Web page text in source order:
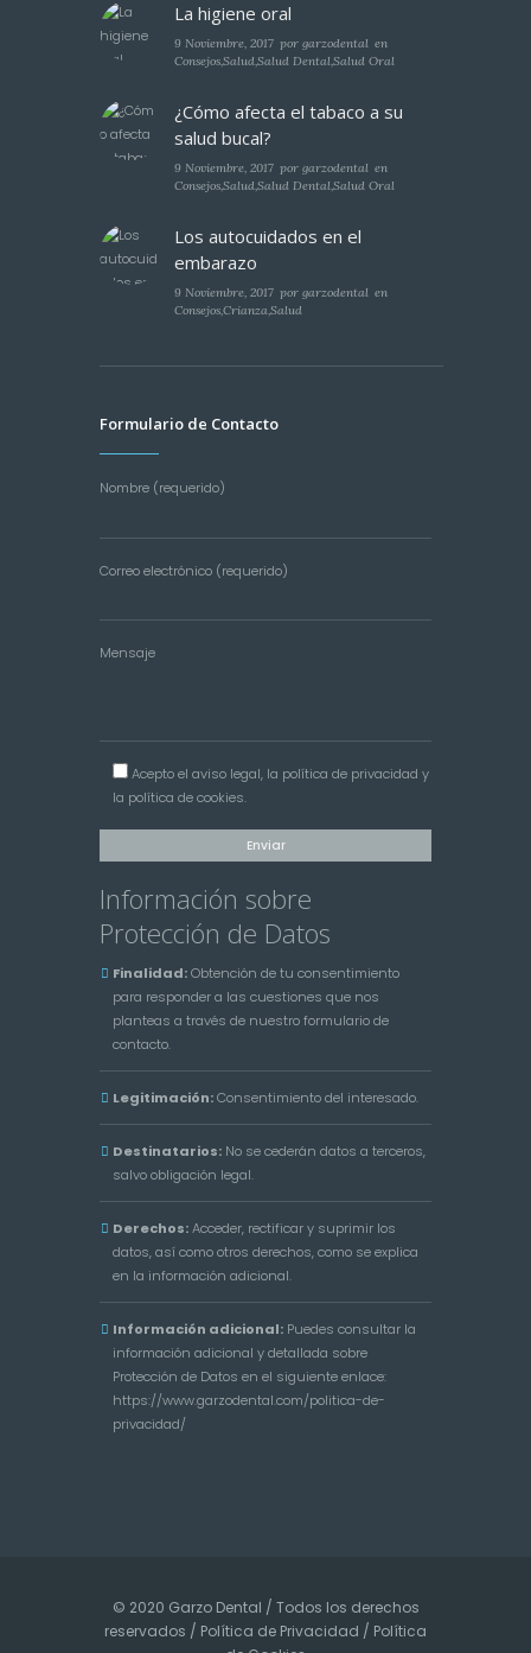
La higiene oral
9 Noviembre, 2017 porgarzodental en
Consejos,Salud,Salud Dental,Salud Oral
¿Cómo afecta el tabaco a su
salud bucal?
9 Noviembre, 2017 porgarzodental en
Consejos,Salud,Salud Dental,Salud Oral
Los autocuidados en el
embarazo
9 Noviembre, 2017 porgarzodental en
Consejos,Crianza,Salud
Formulario de Contacto
Nombre (requerido)
Correo electrónico (requerido)
Mensaje
Acepto elaviso legal, la política de privacidad y
la política de cookies.
Información sobre
Protección de Datos
Finalidad:Obtención de tu consentimiento
para responder a las cuestiones que nos
planteas a través de nuestro formulario de
contacto.
Legitimación:Consentimiento del interesado.
Destinatarios: No se cederán datos a terceros,
salvo obligación legal.
Derechos:Acceder, rectificar y suprimir los
datos, así como otros derechos, como se explica
en la información adicional.
Información adicional: Puedes consultar la
información adicional y detallada sobre
Protección de Datos en el siguiente enlace:
https://www.garzodental.com/politica-de-
privacidad/
© 2020 Garzo Dental / Todos los derechos
reservados / Política de Privacidad / Política